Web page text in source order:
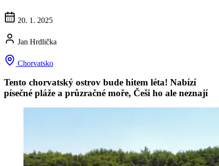
20. 1. 2025
Jan Hrdlička
Chorvatsko
Tento chorvatský ostrov bude hitem léta! Nabízí
písečné pláže a průzračné moře, Češi ho ale neznají